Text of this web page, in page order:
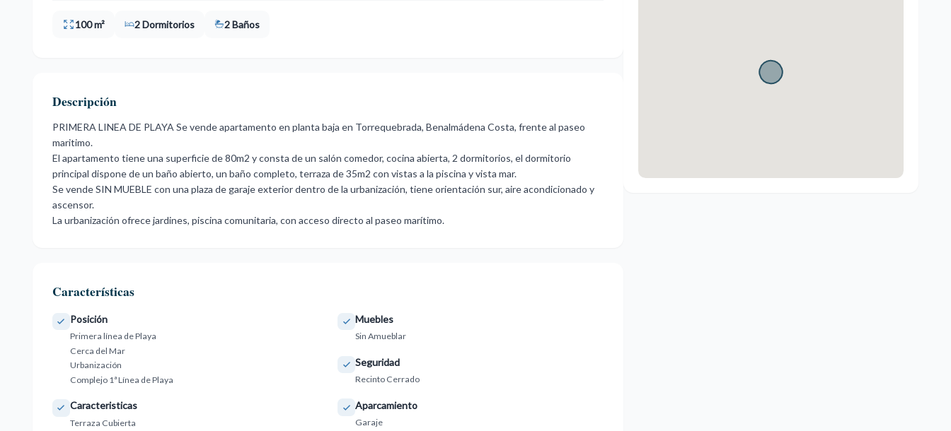
100 m² 2 Dormitorios 2 Baños
Descripción
PRIMERA LINEA DE PLAYA Se vende apartamento en planta baja en Torrequebrada, Benalmádena Costa, frente al paseo
maritimo.
El apartamento tiene una superficie de 80m2 y consta de un salón comedor, cocina abierta, 2 dormitorios, el dormitorio
principal dispone de un baño abierto, un baño completo, terraza de 35m2 con vistas a la piscina y vista mar.
Se vende SIN ‌MUEBLE ‌con ‌una ‌plaza de ‌garaje exterior dentro ‌de ‌la urbanización, ‌tiene ‌orientación ‌sur, ‌aire acondicionado y
‌ascensor.
La urbanización ‌ofrece ‌jardines, piscina ‌comunitaria, ‌con ‌acceso ‌directo ‌al ‌paseo ‌marítimo.
Características
Posición
Primera línea de Playa
Cerca del Mar
Urbanización
Complejo 1ª Línea de Playa
Caracteristicas
Terraza Cubierta
Muebles
Sin Amueblar
Seguridad
Recinto Cerrado
Aparcamiento
Garaje